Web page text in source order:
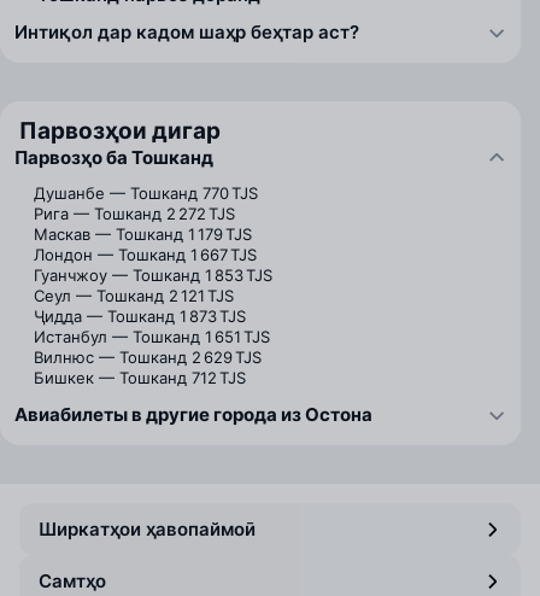
Интиқол дар кадом шаҳр беҳтар аст?
Парвозҳои дигар
Парвозҳо ба Тошканд
Душанбе — Тошканд 770 TJS
Рига — Тошканд 2 272 TJS
Маскав — Тошканд 1 179 TJS
Лондон — Тошканд 1 667 TJS
Гуанчжоу — Тошканд 1 853 TJS
Сеул — Тошканд 2 121 TJS
Ҷидда — Тошканд 1 873 TJS
Истанбул — Тошканд 1 651 TJS
Вилнюс — Тошканд 2 629 TJS
Бишкек — Тошканд 712 TJS
Авиабилеты в другие города из Остона
Ширкатҳои ҳавопаймоӣ
Самтҳо